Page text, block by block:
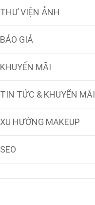
THƯ VIỆN ẢNH
BÁO GIÁ
KHUYẾN MÃI
TIN TỨC & KHUYẾN MÃI
XU HƯỚNG MAKEUP
SEO